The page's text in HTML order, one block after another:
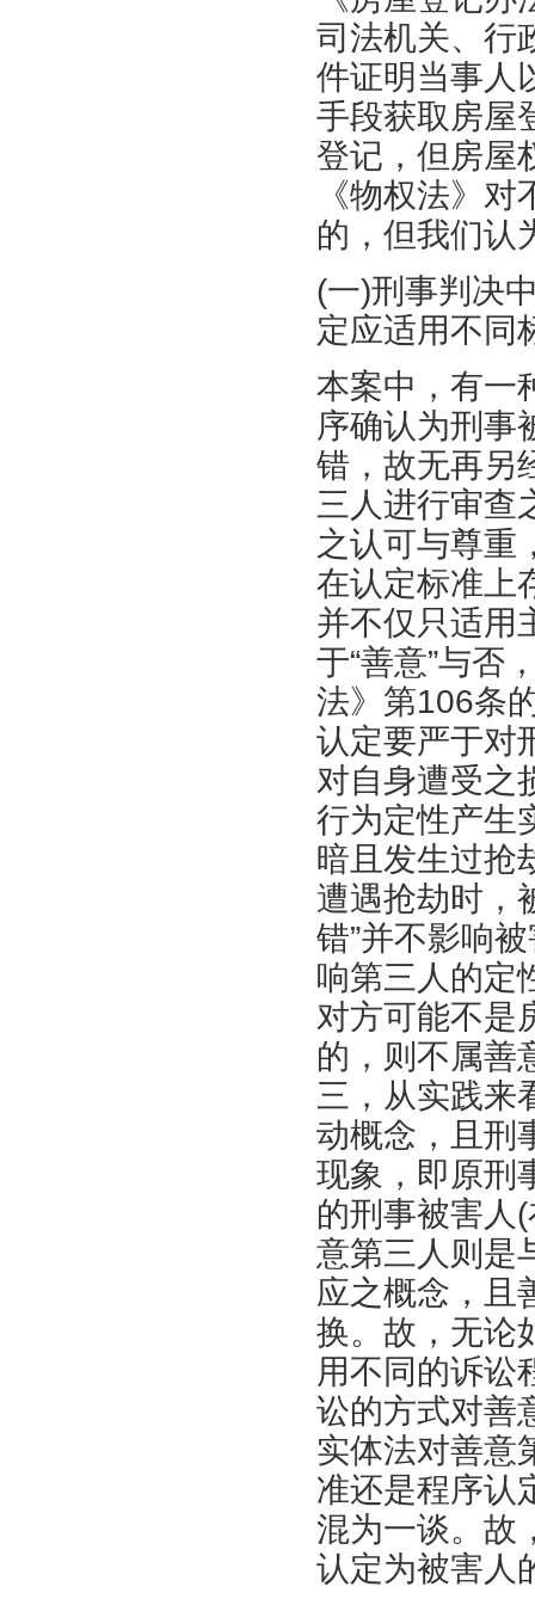
司法机关、行
件证明当事人
手段获取房屋
登记，但房屋
《物权法》
的，但我们认
(一)刑事判决
定应适用不同
本案中，有一
序确认为刑事
错，故无再另
三人进行审查
之认可与尊重
在认定标准上
并不仅只适用
于“善意”与否
法》第106条
认定要严于对
对自身遭受之
行为定性产生
暗且发生过抢
遭遇抢劫时，
错”并不影响
响第三人的定
对方可能不是
的，则不属善
三，从实践来
动概念，且刑
现象，即原刑
的刑事被害人
意第三人则是
应之概念，且
换。故，无论
用不同的诉讼
讼的方式对善
实体法对善意
准还是程序认
混为一谈。故
认定为被害人